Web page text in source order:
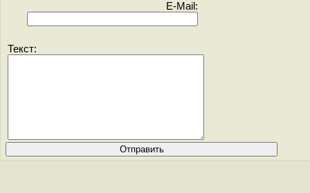
E-Mail:
Текст: